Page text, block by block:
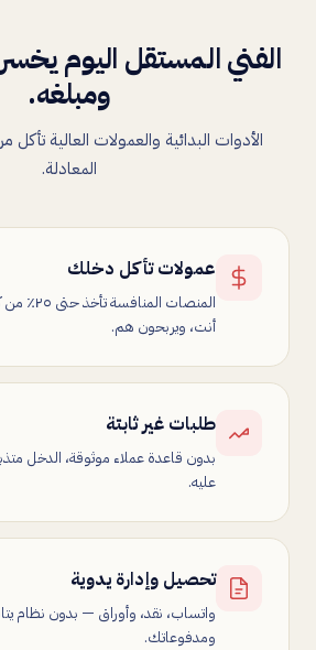
الفني المستقل اليوم
ومبلغه.
الأدوات البدائية والعمولات العالية
المعادلة.
عمولات تأكل دخلك
المنصات
أنت، ويربحون هم.
طلبات غير ثابتة
بدون قاعدة عملاء موثوقة، الدخل
عليه.
تحصيل وإدارة يدوية
واتساب، نقد، وأوراق — بدون نظام
ومدفوعاتك.